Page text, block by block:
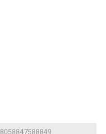
8058847588849